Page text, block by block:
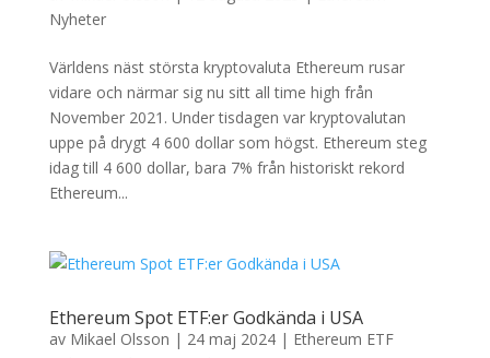
Nyheter
Världens näst största kryptovaluta Ethereum rusar
vidare och närmar sig nu sitt all time high från
November 2021. Under tisdagen var kryptovalutan
uppe på drygt 4 600 dollar som högst. Ethereum steg
idag till 4 600 dollar, bara 7% från historiskt rekord
Ethereum...
Ethereum Spot ETF:er Godkända i USA
av Mikael Olsson | 24 maj 2024| Ethereum ETF